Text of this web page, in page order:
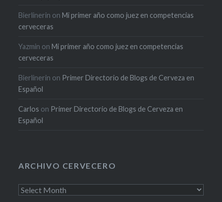
Bierlinerin onMi primer año como juez en competencias
cerveceras
Yazmin onMi primer año como juez en competencias
cerveceras
Bierlinerin on Primer Directorio de Blogs de Cerveza en
Español
Carlos on Primer Directorio de Blogs de Cerveza en
Español
ARCHIVO CERVECERO
Archivo